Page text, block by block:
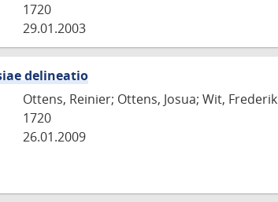
1720
29.01.2003
delineatio
Ottens, Reinier; Ottens, Josua; Wit, Frederik
1720
26.01.2009